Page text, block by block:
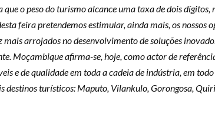
o peso do turismo alcance uma taxa de dois dígitos,
feira pretendemos estimular, ainda mais, os nossos
arrojados no desenvolvimento de soluções
Moçambique afirma-se, hoje, como actor de
e de qualidade em toda a cadeia de indústria, em
destinos turísticos: Maputo, Vilankulo, Gorongosa,